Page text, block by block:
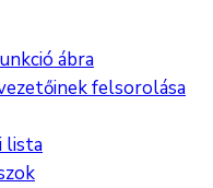
ábra
felsorolása
lista